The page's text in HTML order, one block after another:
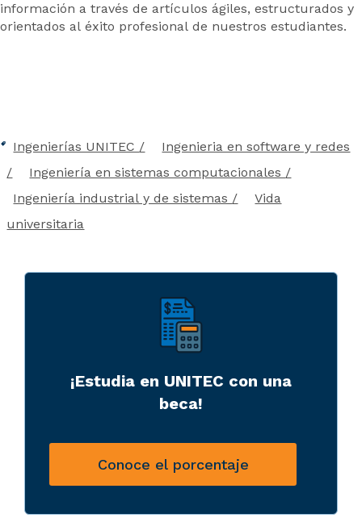
información a través de artículos ágiles, estructurados y
orientados al éxito profesional de nuestros estudiantes.
Ingenierías UNITEC
Ingenieria en software y redes
Ingeniería en sistemas computacionales
Ingeniería industrial y de sistemas
Vida
universitaria
¡Estudia en UNITEC con una
beca!
Conoce el porcentaje